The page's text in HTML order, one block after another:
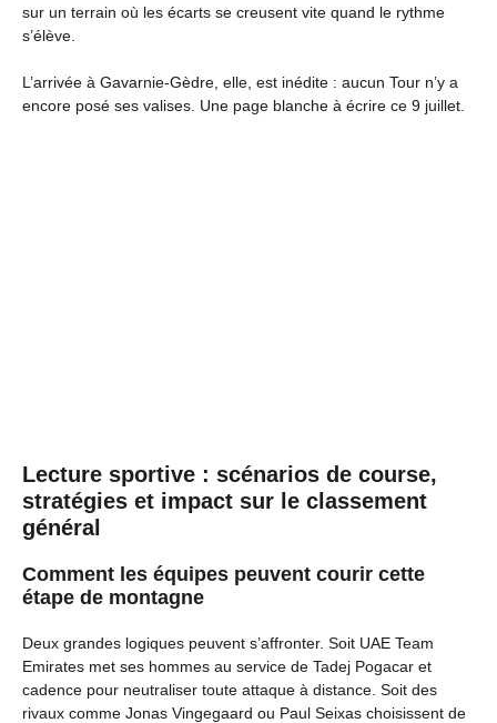
sur un terrain où les écarts se creusent vite quand le rythme
s’élève.
L’arrivée à Gavarnie-Gèdre, elle, est inédite : aucun Tour n’y a
encore posé ses valises. Une page blanche à écrire ce 9 juillet.
Lecture sportive : scénarios de course,
stratégies et impact sur le classement
général
Comment les équipes peuvent courir cette
étape de montagne
Deux grandes logiques peuvent s’affronter. Soit UAE Team
Emirates met ses hommes au service de Tadej Pogacar et
cadence pour neutraliser toute attaque à distance. Soit des
rivaux comme Jonas Vingegaard ou Paul Seixas choisissent de